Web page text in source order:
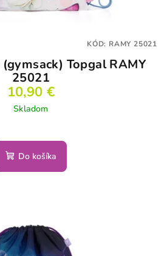
Topgal RAMY
25021
10,90 €
Skladom
Do košíka
KÓD: RAMY 25021